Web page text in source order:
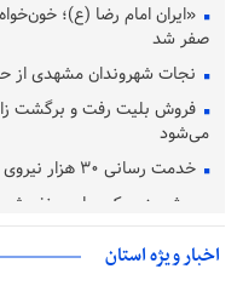
«ایران امام رضا (ع)؛
صفر شد
نجات شهروندان مشهدی از
می‌شود
خدمت رسانی ۳۰ هزار نیروی خدمتگزار به زائران پیاده رضوی
پیش‌بینی یک میلیون نفر-
اخبار ویژه استان